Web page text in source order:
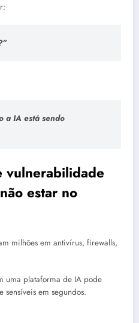
a IA está sendo
vulnerabilidade
estar no
milhões em antivírus, firewalls,
uma plataforma de IA pode
sensíveis em segundos.